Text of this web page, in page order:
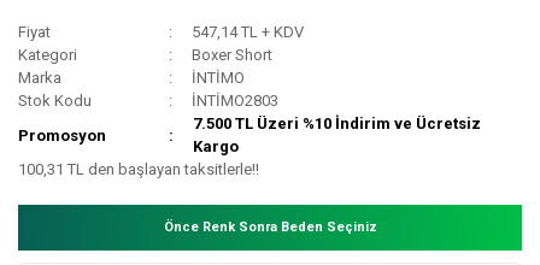
Fiyat
547,14 TL + KDV
Kategori
Boxer Short
Marka
İNTİMO
Stok Kodu
İNTİMO2803
Promosyon
7.500 TL Üzeri %10 İndirim ve Ücretsiz
Kargo
100,31 TL den başlayan taksitlerle!!
Önce Renk Sonra Beden Seçiniz